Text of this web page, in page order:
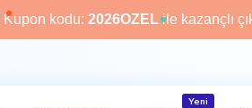
Kupon kodu: 2026OZELile kazançlı
Yeni